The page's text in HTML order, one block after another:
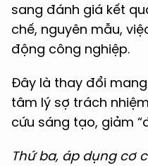
sang đánh giá kết
chế, nguyên mẫu,
động công nghiệp.
Đây là thay đổi
tâm lý sợ trách
cứu sáng tạo, giảm
Thứ ba, áp dụng cơ